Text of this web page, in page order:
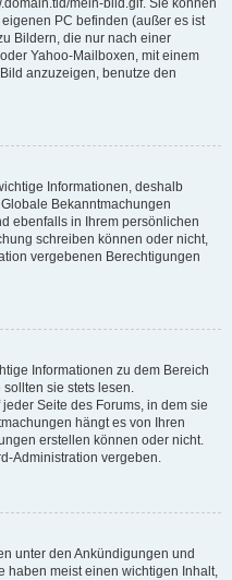
mein-bild.gif. Sie können
PC befinden (außer es ist
Bildern, die nur nach einer
Yahoo-Mailboxen, mit einem
anzuzeigen, benutze den
Informationen, deshalb
Bekanntmachungen
ebenfalls in Ihrem persönlichen
schreiben können oder nicht,
vergebenen Berechtigungen
Informationen zu dem Bereich
sie stets lesen.
Seite des Forums, in dem sie
hängt es von Ihren
erstellen können oder nicht.
Administration vergeben.
unter den Ankündigungen und
haben meist einen wichtigen Inhalt,